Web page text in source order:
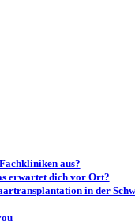
aus?
erwartet dich vor Ort?
in der